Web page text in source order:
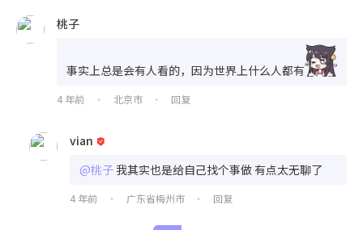
桃子
事实上总是会有人看的，因为世界上什么人都有
4 年前 • 北京市 • 回复
vian
@桃子我其实也是给自己找个事做 有点太无聊了
4 年前 • 广东省梅州市 • 回复